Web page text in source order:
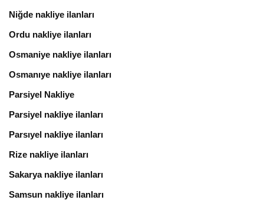
Niğde nakliye ilanları
Ordu nakliye ilanları
Osmaniye nakliye ilanları
Osmanıye nakliye ilanları
Parsiyel Nakliye
Parsiyel nakliye ilanları
Parsıyel nakliye ilanları
Rize nakliye ilanları
Sakarya nakliye ilanları
Samsun nakliye ilanları